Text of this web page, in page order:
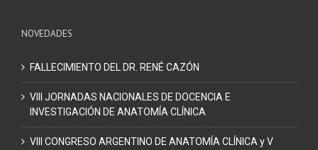
NOVEDADES
FALLECIMIENTO DEL DR. RENÉ CAZÓN
VIII JORNADAS NACIONALES DE DOCENCIA E
INVESTIGACIÓN DE ANATOMÍA CLÍNICA
VIII CONGRESO ARGENTINO DE ANATOMÍA CLÍNICA y V